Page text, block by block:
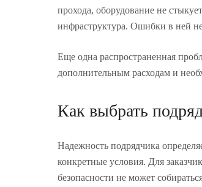
прохода, оборудование не
инфраструктура. Ошибки в ней
Еще одна распространенная
дополнительным расходам и
Как выбрать
Надежность подрядчика
конкретные условия. Для
безопасности не может